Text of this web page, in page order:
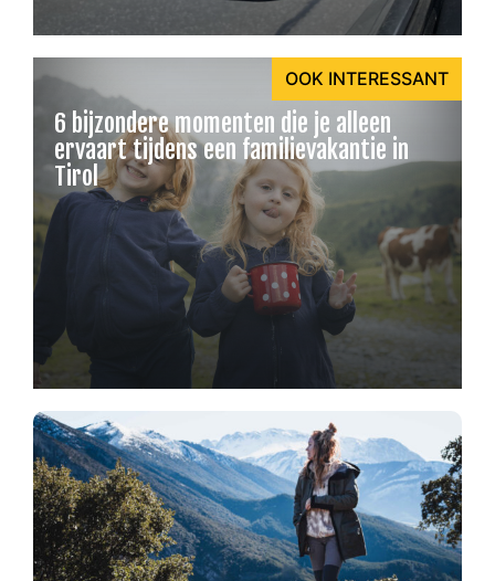
6 bijzondere momenten die je alleen
ervaart tijdens een familievakantie in
Tirol
OOK INTERESSANT